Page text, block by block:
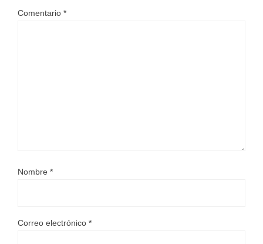
Comentario *
Nombre *
Correo electrónico *